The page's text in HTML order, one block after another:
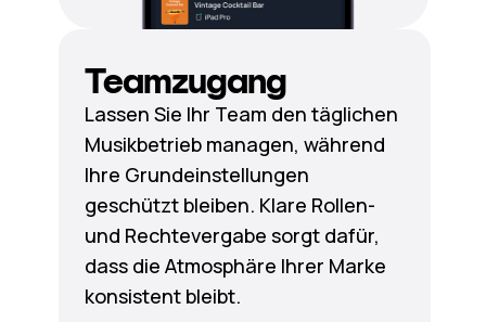
Teamzugang
Lassen Sie Ihr Team den täglichen
Musikbetrieb managen, während
Ihre Grundeinstellungen
geschützt bleiben. Klare Rollen-
und Rechtevergabe sorgt dafür,
dass die Atmosphäre Ihrer Marke
konsistent bleibt.